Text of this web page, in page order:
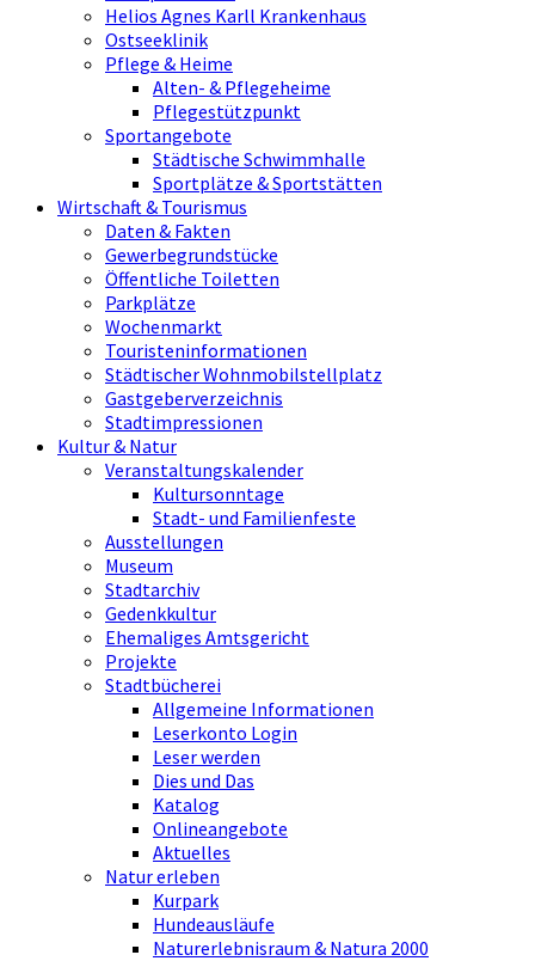
Helios Agnes Karll Krankenhaus
Ostseeklinik
Pflege & Heime
Alten- & Pflegeheime
Pflegestützpunkt
Sportangebote
Städtische Schwimmhalle
Sportplätze & Sportstätten
Wirtschaft & Tourismus
Daten & Fakten
Gewerbegrundstücke
Öffentliche Toiletten
Parkplätze
Wochenmarkt
Touristeninformationen
Städtischer Wohnmobilstellplatz
Gastgeberverzeichnis
Stadtimpressionen
Kultur & Natur
Veranstaltungskalender
Kultursonntage
Stadt- und Familienfeste
Ausstellungen
Museum
Stadtarchiv
Gedenkkultur
Ehemaliges Amtsgericht
Projekte
Stadtbücherei
Allgemeine Informationen
Leserkonto Login
Leser werden
Dies und Das
Katalog
Onlineangebote
Aktuelles
Natur erleben
Kurpark
Hundeausläufe
Naturerlebnisraum & Natura 2000